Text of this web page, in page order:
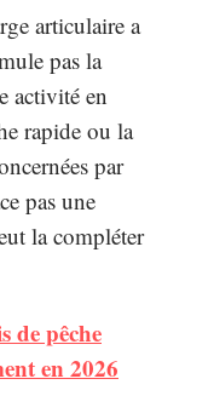
articulaire a
pas la
activité en
rapide ou la
par
pas une
la compléter
de pêche
en 2026